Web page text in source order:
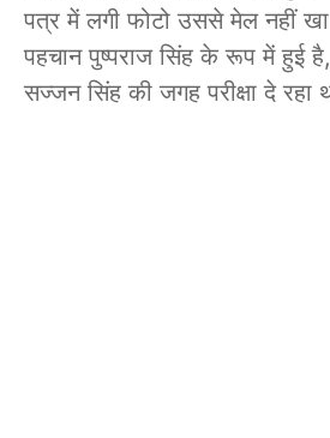
पत्र में लगी फोटो उससे मेल नहीं
पहचान पुष्पराज सिंह के रूप में हुई
सज्जन सिंह की जगह परीक्षा दे रहा